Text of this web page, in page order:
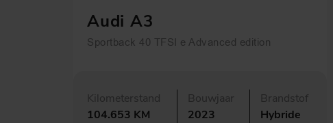
Audi A3
Sportback 40 TFSI e Advanced edition
Kilometerstand
104.653 KM
Bouwjaar
2023
Brandstof
Hybride